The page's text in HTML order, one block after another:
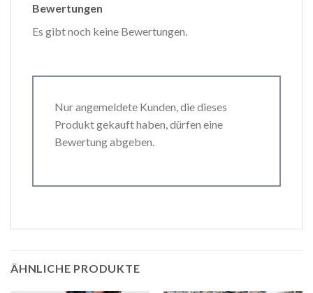
Bewertungen
Es gibt noch keine Bewertungen.
Nur angemeldete Kunden, die dieses
Produkt gekauft haben, dürfen eine
Bewertung abgeben.
ÄHNLICHE PRODUKTE